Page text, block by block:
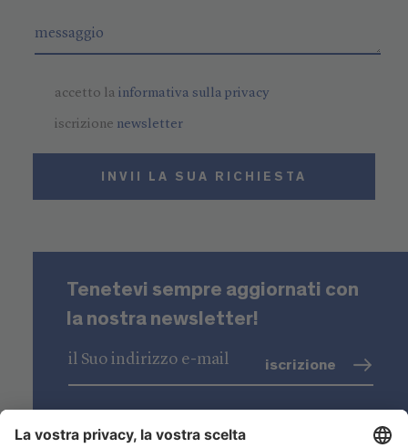
accetto lainformativa sulla privacy
iscrizione newsletter
INVII LA SUA RICHIESTA
Tenetevi sempre aggiornati con
la nostra newsletter!
iscrizione